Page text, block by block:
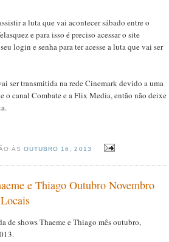
a luta que vai acontecer sábado entre o
e para isso é preciso acessar o site
login e senha para ter acesse a luta que vai ser
ser transmitida na rede Cinemark devido a uma
o canal Combate e a Flix Media, então não deixe
ÀSOUTUBRO 16, 2013
e Thiago Outubro Novembro
de shows Thaeme e Thiago mês outubro,